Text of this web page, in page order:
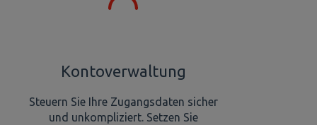
Kontoverwaltung
Steuern Sie Ihre Zugangsdaten sicher
und unkompliziert. Setzen Sie